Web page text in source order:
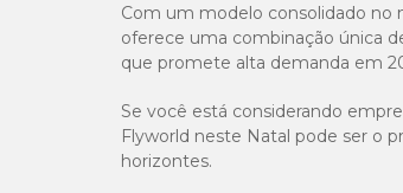
Com um modelo consolidado no
oferece uma combinação única
que promete alta demanda em
Se você está considerando
Flyworld neste Natal pode ser o
horizontes.